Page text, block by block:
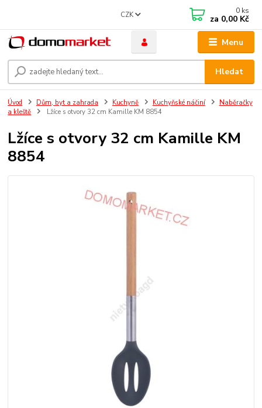
Menu
CZK
Hledat
0 ks
za 0,00 Kč
Úvod Dům, byt a zahrada Kuchyně Kuchyňské náčiní
Naběračky
a kleště
Lžíce s otvory 32 cm Kamille KM 8854
Lžíce s otvory 32 cm Kamille KM
8854